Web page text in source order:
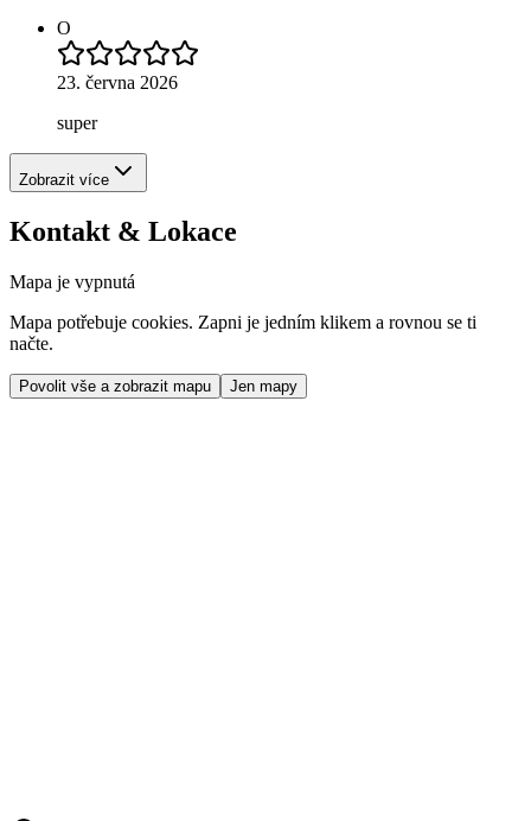
O
23. června 2026
super
Zobrazit více
Kontakt & Lokace
Mapa je vypnutá
Mapa potřebuje cookies. Zapni je jedním klikem a rovnou se ti
načte.
Povolit vše a zobrazit mapu Jen mapy